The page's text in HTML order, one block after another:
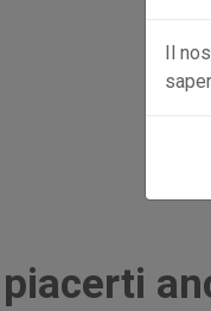
Il